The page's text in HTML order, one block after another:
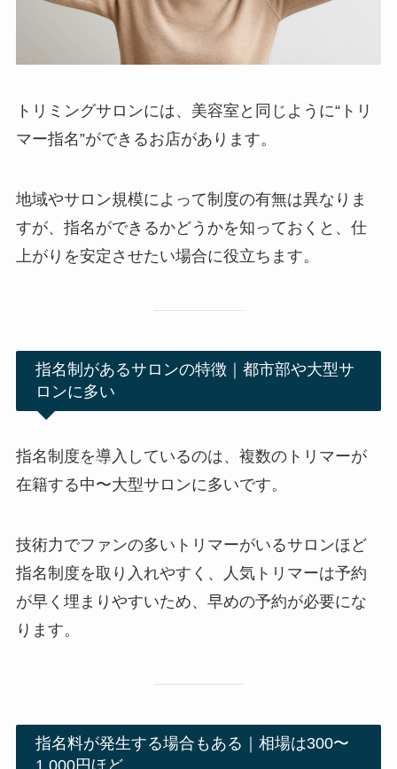
トリミングサロンには、美容室と同じように“トリ
マー指名”ができるお店があります。
地域やサロン規模によって制度の有無は異なりま
すが、指名ができるかどうかを知っておくと、仕
上がりを安定させたい場合に役立ちます。
指名制があるサロンの特徴｜都市部や大型サ
ロンに多い
指名制度を導入しているのは、複数のトリマーが
在籍する中〜大型サロンに多いです。
技術力でファンの多いトリマーがいるサロンほど
指名制度を取り入れやすく、人気トリマーは予約
が早く埋まりやすいため、早めの予約が必要にな
ります。
指名料が発生する場合もある｜相場は300〜
1,000円ほど